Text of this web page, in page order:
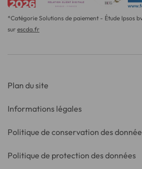
*Catégorie Solutions de paiement - Étude Ipsos
sur escda.fr
Plan du site
Informations légales
Politique de conservation des
Politique de protection des données